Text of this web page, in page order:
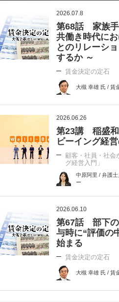
2026.07.8
第68話 家族手
共働き時代に
とのリレーシ
するか ～
賃金決定の定石
大槻 幸雄 氏 / 賃
2026.06.26
第23講 稲盛和
ビーイング経
顧客・社員・社会
グ経営入門」
中原阿里 / 弁護
ー
2026.06.10
第67話 部下の
与時に“評価の
始まる
賃金決定の定石
大槻 幸雄 氏 / 賃